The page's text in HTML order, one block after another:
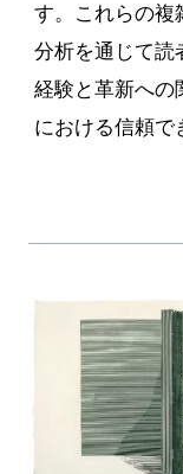
す。これらの複
分析を通じて読
経験と革新への
における信頼で